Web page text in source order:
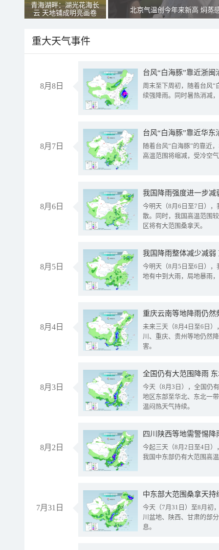
青海湖畔：湖光花海长
云 天地铺成明亮画卷
北京气温创今年来新高 焖蒸
重大天气事件
8月8日
台风“白海豚”靠近浙
周末至下周初，随着台风“
续强降雨。同时暑热消减
8月7日
台风“白海豚”靠近华
随着台风“白海豚”的靠近
高温范围将缩减，受冷空
8月6日
今明天（8月6日至7日）
散。同时，我国高温范围
区将有大范围桑拿天。
8月5日
我国降雨整体减少减弱
今明天（8月5日至6日）
地有中到大雨，局地暴雨
8月4日
重庆云南等地降雨仍然
未来三天（8月4日至6日
川、重庆、贵州等地仍然
害。
8月3日
全国仍有大范围降雨
今天（8月3日），全国仍
地区东部至华北、东北一
温闷热天气持续。
8月2日
今起三天（8月2日至4日
我国中东部仍有大范围高
7月31日
中东部大范围桑拿天
今天（7月31日）至8月初
川盆地、陕西、甘肃的部
息。